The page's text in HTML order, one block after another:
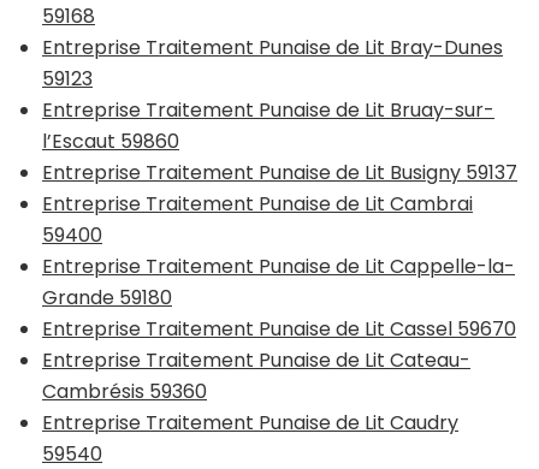
59168
Entreprise Traitement Punaise de Lit Bray-Dunes
59123
Entreprise Traitement Punaise de Lit Bruay-sur-
l’Escaut 59860
Entreprise Traitement Punaise de Lit Busigny 59137
Entreprise Traitement Punaise de Lit Cambrai
59400
Entreprise Traitement Punaise de Lit Cappelle-la-
Grande 59180
Entreprise Traitement Punaise de Lit Cassel 59670
Entreprise Traitement Punaise de Lit Cateau-
Cambrésis 59360
Entreprise Traitement Punaise de Lit Caudry
59540